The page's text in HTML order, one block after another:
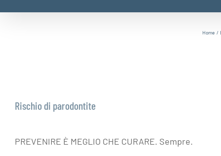
Home
Rischio di parodontite
PREVENIRE È MEGLIO CHE CURARE. Sempre.